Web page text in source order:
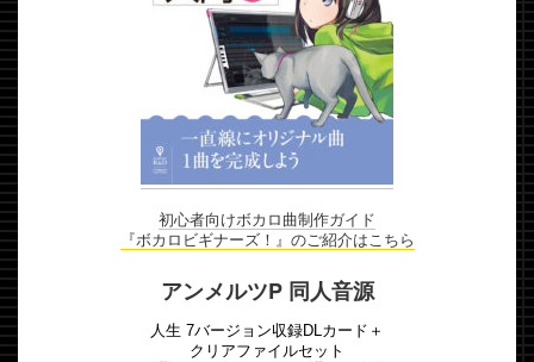
初心者向けボカロ曲制作ガイド
『ボカロビギナーズ！』のご紹介はこちら
アンメルツP 同人音源
人生 7バージョン収録DLカード＋
クリアファイルセット